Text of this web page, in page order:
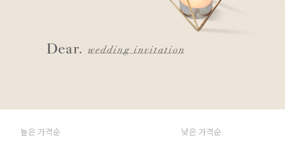
높은 가격순 낮은 가격순